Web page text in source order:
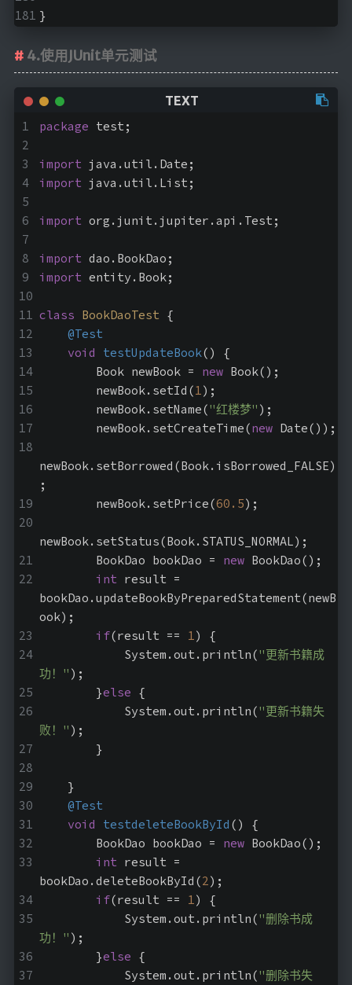
}
4.使用JUnit单元测试
package test;
import java.util.Date;
import java.util.List;
import org.junit.jupiter.api.Test;
import dao.BookDao;
import entity.Book;
class BookDaoTest {
@Test
void
testUpdateBook()
{
        Book newBook =
new Book();
        newBook.setId(
1 );
        newBook.setName(
"红楼梦" );
        newBook.setCreateTime(
new Date());
newBook.setBorrowed(Book.isBorrowed_FALSE)
;
        newBook.setPrice(
60.5);
newBook.setStatus(Book.STATUS_NORMAL);
        BookDao bookDao =
new BookDao();
int result =
bookDao.updateBookByPreparedStatement(newB
ook);
if(result == 1 ) {
            System.out.println(
"更新书籍成
功！" );
        }
else {
            System.out.println(
"更新书籍失
败！" );
        }
    }
@Test
void
testdeleteBookById ()
{
        BookDao bookDao =
new BookDao();
int result =
bookDao.deleteBookById(2 );
if(result == 1 ) {
            System.out.println(
"删除书成
功！" );
        }
else {
            System.out.println(
"删除书失